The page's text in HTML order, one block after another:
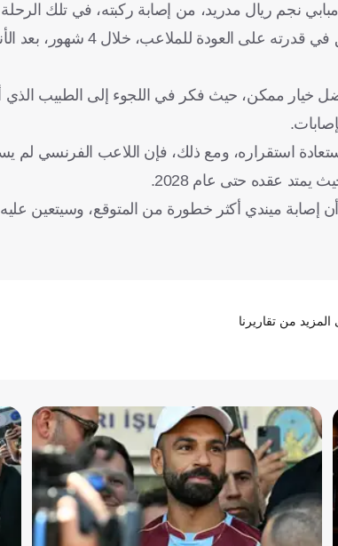
نجم ريال مدريد، من إصابة ركبته، في تلك
وذكرت صحيفة "ماركا" أن الظهير
خيار ممكن، حيث فكر في اللجوء إلى الطبيب الذي
استقراره، ومع ذلك، فإن اللاعب الفرنسي لم
يمتد عقده حتى عام 2028.
إصابة ميندي أكثر خطورة من المتوقع، وسيتعين